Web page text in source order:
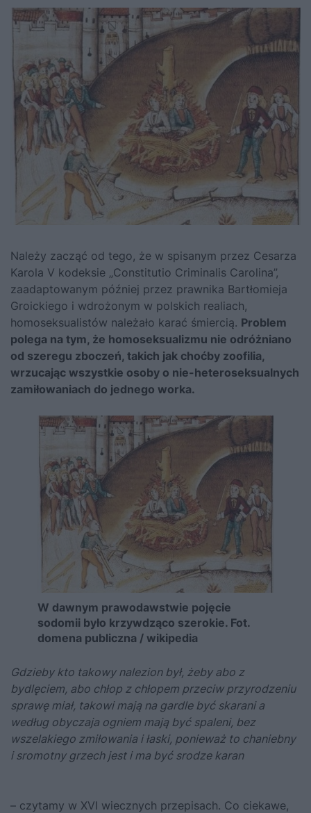
Należy zacząć od tego, że w spisanym przez Cesarza
Karola V kodeksie „Constitutio Criminalis Carolina”,
zaadaptowanym później przez prawnika Bartłomieja
Groickiego i wdrożonym w polskich realiach,
homoseksualistów należało karać śmiercią. Problem
polega na tym, że homoseksualizmu nie odróżniano
od szeregu zboczeń, takich jak choćby zoofilia,
wrzucając wszystkie osoby o nie-heteroseksualnych
zamiłowaniach do jednego worka.
W dawnym prawodawstwie pojęcie
sodomii było krzywdząco szerokie. Fot.
domena publiczna / wikipedia
Gdzieby kto takowy nalezion był, żeby abo z
bydlęciem, abo chłop z chłopem przeciw przyrodzeniu
sprawę miał, takowi mają na gardle być skarani a
według obyczaja ogniem mają być spaleni, bez
wszelakiego zmiłowania i łaski, ponieważ to chaniebny
i sromotny grzech jest i ma być srodze karan
– czytamy w XVI wiecznych przepisach. Co ciekawe,